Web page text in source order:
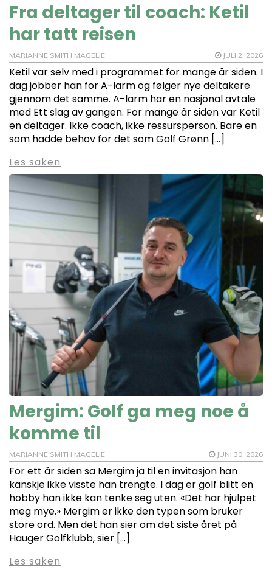
Fra deltager til coach: Ketil
har tatt reisen
MARIANNE SMITH MAGELIE JULI 2, 2026
Ketil var selv med i programmet for mange år siden. I
dag jobber han for A-larm og følger nye deltakere
gjennom det samme. A-larm har en nasjonal avtale
med Ett slag av gangen. For mange år siden var Ketil
en deltager. Ikke coach, ikke ressursperson. Bare en
som hadde behov for det som Golf Grønn […]
Les saken
Mergim: Golf ga meg noe å
komme til
MARIANNE SMITH MAGELIE JUNI 30, 2026
For ett år siden sa Mergim ja til en invitasjon han
kanskje ikke visste han trengte. I dag er golf blitt en
hobby han ikke kan tenke seg uten. «Det har hjulpet
meg mye.» Mergim er ikke den typen som bruker
store ord. Men det han sier om det siste året på
Hauger Golfklubb, sier […]
Les saken